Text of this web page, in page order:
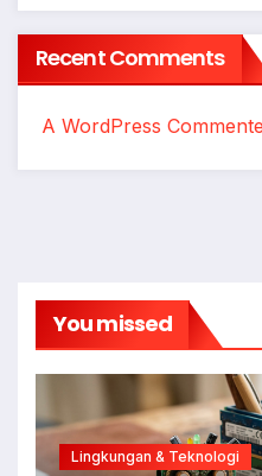
Recent Comments
A WordPress
You missed
Lingkungan & Teknologi